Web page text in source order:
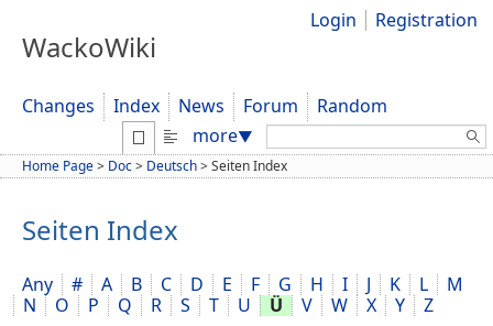
WackoWiki
Login Registration
Changes Index News Forum
Random
more▼ Search:
Home Page> Doc> Deutsch>Seiten Index
Seiten Index
Any # A B C D E F G H I J K L
M
N
O P Q R S T U Ü V W X Y
Z